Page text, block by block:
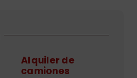
Alquiler de
camiones